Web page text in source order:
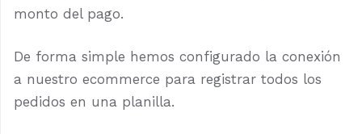
monto del pago.
De forma simple hemos configurado la conexión
a nuestro ecommerce para registrar todos los
pedidos en una planilla.